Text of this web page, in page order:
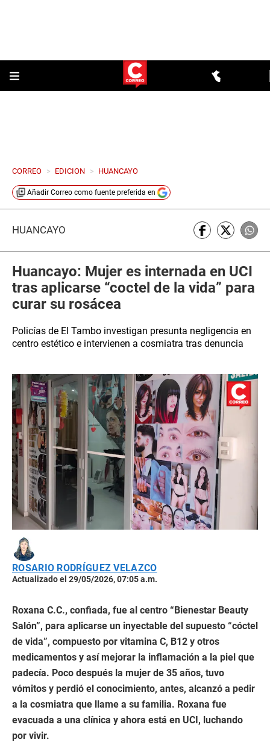
CORREO > EDICION > HUANCAYO
Añadir Correo como fuente preferida en
HUANCAYO
Huancayo: Mujer es internada en UCI
tras aplicarse “coctel de la vida” para
curar su rosácea
Policías de El Tambo investigan presunta negligencia en
centro estético e intervienen a cosmiatra tras denuncia
ROSARIO RODRÍGUEZ VELAZCO
Actualizado el 29/05/2026, 07:05 a.m.
Roxana C.C., confiada, fue al centro “Bienestar Beauty
Salón”, para aplicarse un inyectable del supuesto “cóctel
de vida”, compuesto por vitamina C, B12 y otros
medicamentos y así mejorar la inflamación a la piel que
padecía. Poco después la mujer de 35 años, tuvo
vómitos y perdió el conocimiento, antes, alcanzó a pedir
a la cosmiatra que llame a su familia. Roxana fue
evacuada a una clínica y ahora está en UCI, luchando
por vivir.